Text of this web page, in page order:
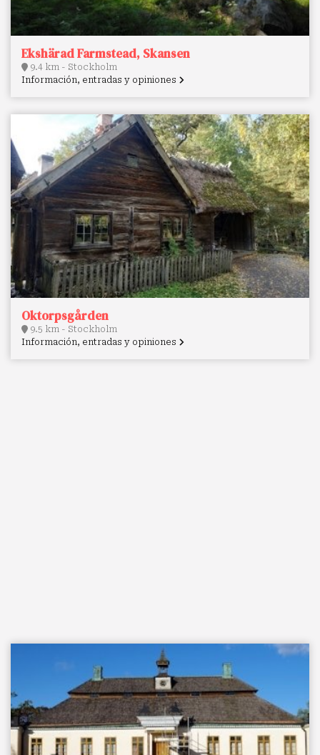
Ekshärad Farmstead, Skansen
9.4 km - Stockholm
Información, entradas y opiniones
Oktorpsgården
9.5 km - Stockholm
Información, entradas y opiniones